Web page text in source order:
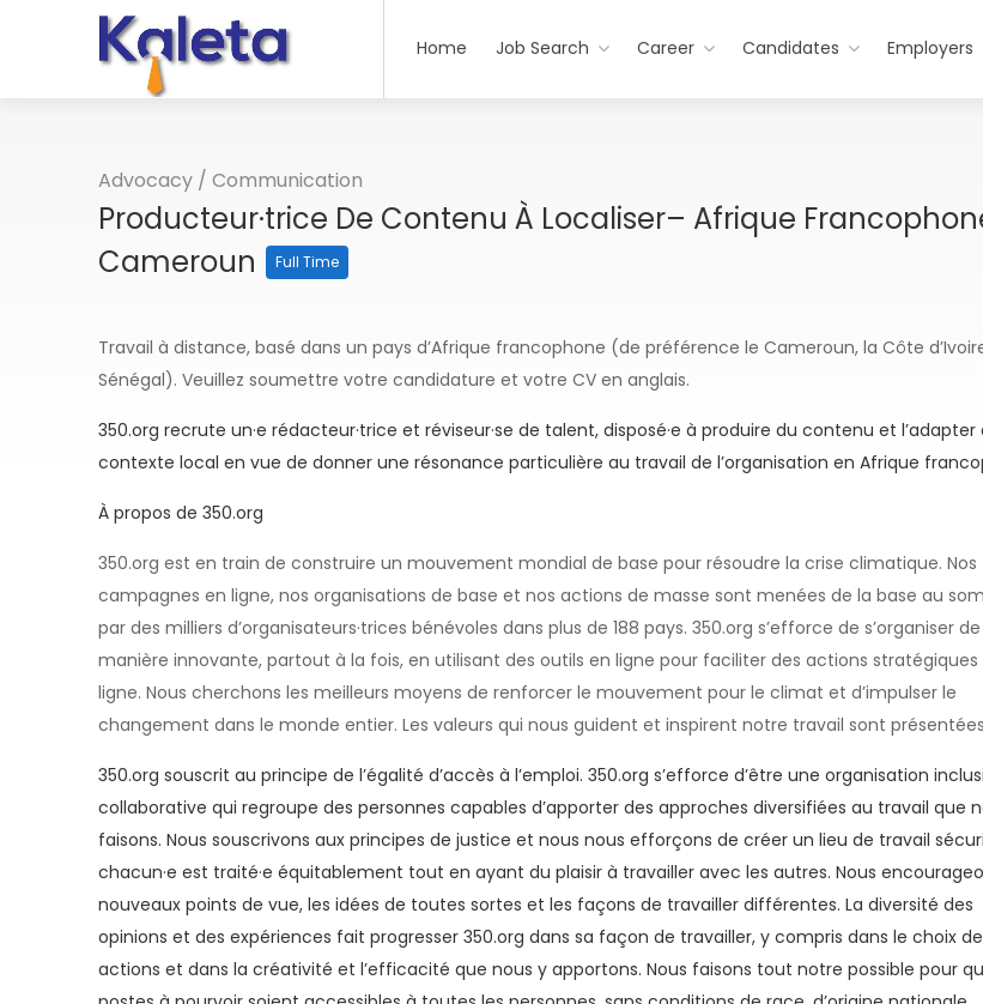
Home Job Search Career Candidates Employers
Advocacy / Communication
Producteur·trice De Contenu À Localiser– Afrique
Cameroun
Full Time
Travail à distance, basé dans un pays d’Afrique francophone (de préférence le Cameroun, la Côte
Sénégal). Veuillez soumettre votre candidature et votre CV en anglais.
350.org recrute un·e rédacteur·trice et réviseur·se de talent, disposé·e à produire du contenu et l’adapter
contexte local en vue de donner une résonance particulière au travail de l’organisation en Afrique
À propos de 350.org
350.org est en train de construire un mouvement mondial de base pour résoudre la crise climatique. Nos
campagnes en ligne, nos organisations de base et nos actions de masse sont menées de la base au
par des milliers d’organisateurs·trices bénévoles dans plus de 188 pays. 350.org s’efforce de s’organiser de
manière innovante, partout à la fois, en utilisant des outils en ligne pour faciliter des actions stratégiques
ligne. Nous cherchons les meilleurs moyens de renforcer le mouvement pour le climat et d’impulser le
changement dans le monde entier. Les valeurs qui nous guident et inspirent notre travail sont présentées
350.org souscrit au principe de l’égalité d’accès à l’emploi. 350.org s’efforce d’être une organisation
collaborative qui regroupe des personnes capables d’apporter des approches diversifiées au travail que
faisons. Nous souscrivons aux principes de justice et nous nous efforçons de créer un lieu de travail
chacun·e est traité·e équitablement tout en ayant du plaisir à travailler avec les autres. Nous
nouveaux points de vue, les idées de toutes sortes et les façons de travailler différentes. La diversité des
opinions et des expériences fait progresser 350.org dans sa façon de travailler, y compris dans le choix
actions et dans la créativité et l’efficacité que nous y apportons. Nous faisons tout notre possible pour